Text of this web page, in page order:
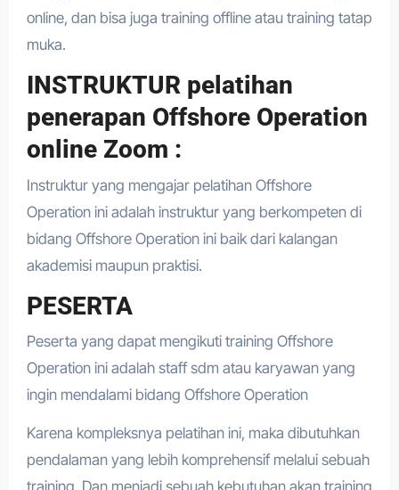
online, dan bisa juga training offline atau training tatap
muka.
INSTRUKTUR pelatihan
penerapan Offshore Operation
online Zoom :
Instruktur yang mengajar pelatihan Offshore
Operation ini adalah instruktur yang berkompeten di
bidang Offshore Operation ini baik dari kalangan
akademisi maupun praktisi.
PESERTA
Peserta yang dapat mengikuti training Offshore
Operation ini adalah staff sdm atau karyawan yang
ingin mendalami bidang Offshore Operation
Karena kompleksnya pelatihan ini, maka dibutuhkan
pendalaman yang lebih komprehensif melalui sebuah
training. Dan menjadi sebuah kebutuhan akan training